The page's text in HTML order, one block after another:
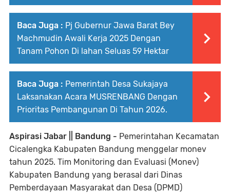
Baca Juga : Pj Gubernur Jawa Barat Bey
Machmudin Awali Kerja 2025 Dengan
Tanam Pohon Di lahan Seluas 59 Hektar
Baca Juga : Pemerintah Desa Sukajaya
Laksanakan Acara MUSRENBANG Dengan
Prioritas Pembangunan Di Tahun 2026.
Aspirasi Jabar || Bandung - Pemerintahan Kecamatan
Cicalengka Kabupaten Bandung menggelar monev
tahun 2025. Tim Monitoring dan Evaluasi (Monev)
Kabupaten Bandung yang berasal dari Dinas
Pemberdayaan Masyarakat dan Desa (DPMD)